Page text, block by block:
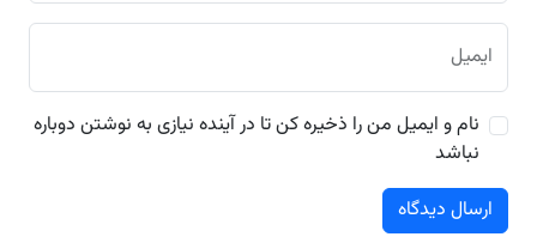
ایمیل
نام و ایمیل من را ذخیره کن تا در آینده نیازی به نوشتن دوباره
نباشد